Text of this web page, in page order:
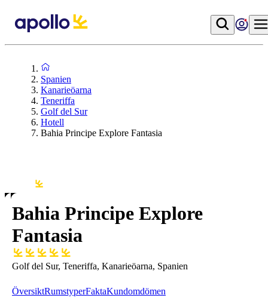
Spanien
Kanarieöarna
Teneriffa
Golf del Sur
Hotell
Bahia Principe Explore Fantasia
Bahia Principe Explore
Fantasia
Golf del Sur, Teneriffa, Kanarieöarna, Spanien
ÖversiktRumstyperFaktaKundomdömen